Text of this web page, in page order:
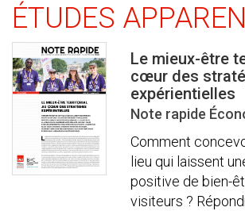
ÉTUDES
Le mieux-être
cœur des
expérientielles
Note rapide
Comment
lieu qui laissent
positive de bien-
visiteurs ?